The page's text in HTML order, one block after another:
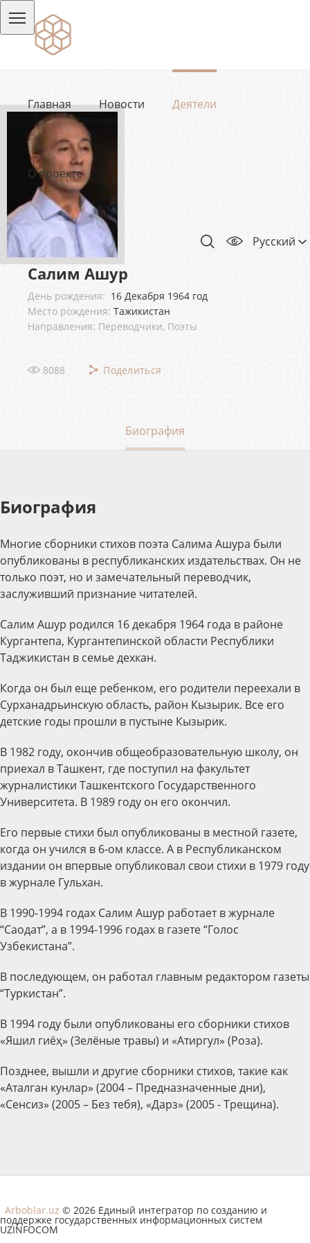
Главная Новости Деятели
О проекте
Русский
Салим Ашур
День рождения: 16 Декабря 1964 год
Место рождения: Тажикистан
Направления: Переводчики, Поэты
8088 Поделиться
Биография
Биография
Многие сборники стихов поэта Салима Ашура были
опубликованы в республиканских издательствах. Он не
только поэт, но и замечательный переводчик,
заслуживший признание читателей.
Салим Ашур родился 16 декабря 1964 года в районе
Кургантепа, Кургантепинской области Республики
Таджикистан в семье дехкан.
Когда он был еще ребенком, его родители переехали в
Сурханадрьинскую область, район Кызырик. Все его
детские годы прошли в пустыне Кызырик.
В 1982 году, окончив общеобразовательную школу, он
приехал в Ташкент, где поступил на факультет
журналистики Ташкентского Государственного
Университета. В 1989 году он его окончил.
Его первые стихи был опубликованы в местной газете,
когда он учился в 6-ом классе. А в Республиканском
издании он впервые опубликовал свои стихи в 1979 году
в журнале Гульхан.
В 1990-1994 годах Салим Ашур работает в журнале
“Саодат”, а в 1994-1996 годах в газете “Голос
Узбекистана”.
В последующем, он работал главным редактором газеты
“Туркистан”.
В 1994 году были опубликованы его сборники стихов
«Яшил гиёҳ» (Зелёные травы) и «Атиргул» (Роза).
Позднее, вышли и другие сборники стихов, такие как
«Аталган кунлар» (2004 – Предназначенные дни),
«Сенсиз» (2005 – Без тебя), «Дарз» (2005 - Трещина).
Arboblar.uz © 2026 Единый интегратор по созданию и
поддержке государственных информационных систем
UZINFOCOM